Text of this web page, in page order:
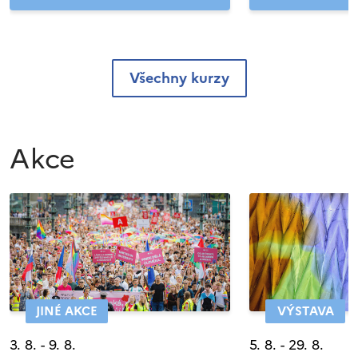
Všechny kurzy
Akce
JINÉ AKCE
3. 8. - 9. 8.
VÝSTAVA
5. 8. - 29. 8.